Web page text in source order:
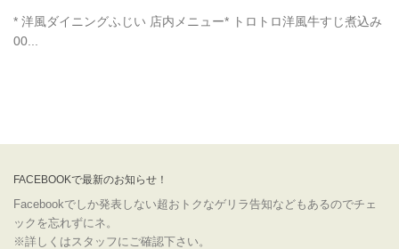
* 洋風ダイニングふじい 店内メニュー* トロトロ洋風牛すじ煮込み
00...
FACEBOOKで最新のお知らせ！
Facebookでしか発表しない超おトクなゲリラ告知などもあるのでチェ
ックを忘れずにネ。
※詳しくはスタッフにご確認下さい。